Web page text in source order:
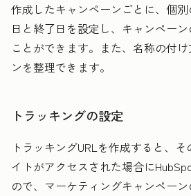
作成したキャンペーンごとに、個
日と終了日を設定し、キャンペー
ことができます。また、名称の付
ンを整理できます。
トラッキングの設定
トラッキングURLを作成すると、
イトがアクセスされた場合に
ので、マーケティングキャンペー